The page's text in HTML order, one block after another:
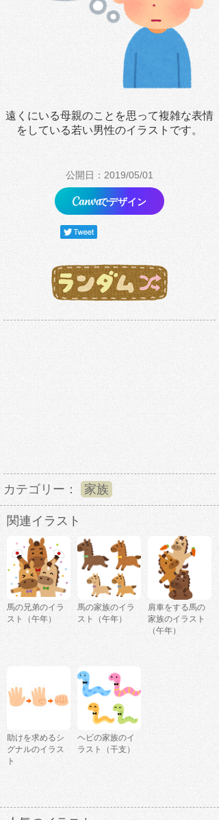
遠くにいる母親のことを思って複雑な表情
をしている若い男性のイラストです。
公開日：2019/05/01
でデザイン
カテゴリー： 家族
関連イラスト
馬の兄弟のイラ
スト（午年）
馬の家族のイラ
スト（午年）
肩車をする馬の
家族のイラスト
（午年）
助けを求めるシ
グナルのイラス
ト
ヘビの家族のイ
ラスト（干支）